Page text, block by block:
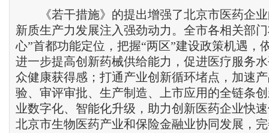
《若干措施》的提出增强了北京市医药企业
新质生产力发展注入强劲动力。全市各相关部
心”首都功能定位，把握“两区”建设政策机遇，
进一步提高创新药械供给能力，促进医疗服务
众健康获得感；打通产业创新循环堵点，加速
验、审评审批、生产制造、上市应用的全链条
业数字化、智能化升级，助力创新医药企业快
北京市生物医药产业和保险金融业协同发展，